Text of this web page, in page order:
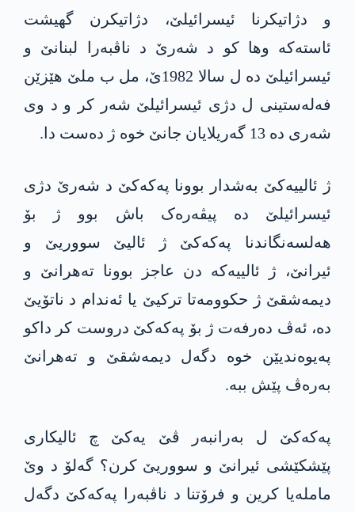
و دژاتیکرنا ئیسرائیلێ، دژاتیکرن گهیشت
ئاستەکە وها کو د شەرێ د ناڤبەرا لبنانێ و
ئیسرائیلێ دە ل سالا 1982ێ، مل ب ملێ هێزێن
فەلەستینی ل دژی ئیسرائیلێ شەر کر و د وی
شەری دە 13 گەریلایان جانێ خوە ژ دەست دا.
ژ ئالییەکێ بەشدار بوونا پەکەکێ د شەرێ دژی
ئیسرائیلێ ده‌ پیڤەرەک باش بوو ژ بۆ
هەلسەنگاندنا پەکەکێ ژ ئالیێ سووریێ و
ئیرانێ، ژ ئالییەکە دن عاجز بوونا تەهرانێ و
دیمەشقێ ژ حکوومەتا ترکیێ یا ئەندام د ناتۆیێ
دە، ئەڤ دەرفەت ژ بۆ پەکەکێ دروست کر داکو
په‌یوەندیێن خوە دگەل دیمەشقێ و تەهرانێ
بەرەڤ پێش ببە.
پەکەکێ ل بەرانبەر ڤێ یەکێ چ ئالیکاری
پێشکێشی ئیرانێ و سووریێ کرن؟ گەلۆ د وێ
ماملەیا کرین و فرۆتنا د ناڤبەرا پەکەکێ دگەل